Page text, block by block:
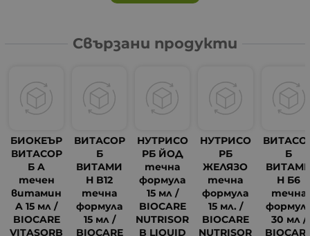
Свързани продукти
БИОКЕЪР
ВИТАСОР
Б A
течен
витамин
A 15 мл /
BIOCARE
VITASORB
ВИТАСОР
Б
ВИТАМИ
Н B12
течна
формула
15 мл /
BIOCARE
НУТРИСО
РБ ЙОД
течна
формула
15 мл /
BIOCARE
NUTRISOR
B LIQUID
НУТРИСО
РБ
ЖЕЛЯЗО
течна
формула
15 мл. /
BIOCARE
NUTRISOR
Б
Н Б6
течна
30 мл /